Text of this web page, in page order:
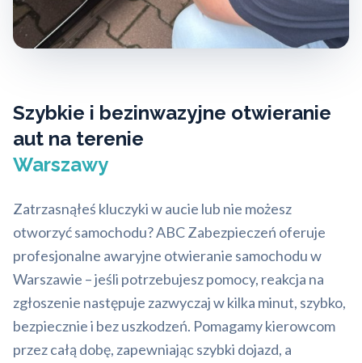
Szybkie i bezinwazyjne otwieranie
aut na terenie
Warszawy
Zatrzasnąłeś kluczyki w aucie lub nie możesz
otworzyć samochodu? ABC Zabezpieczeń oferuje
profesjonalne awaryjne otwieranie samochodu w
Warszawie – jeśli potrzebujesz pomocy, reakcja na
zgłoszenie następuje zazwyczaj w kilka minut, szybko,
bezpiecznie i bez uszkodzeń. Pomagamy kierowcom
przez całą dobę, zapewniając szybki dojazd, a